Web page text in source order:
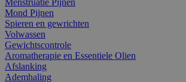
Mond Pijnen
Spieren en gewrichten
Volwassen
Gewichtscontrole
Aromatherapie en Essentiele Olien
Afslanking
Ademhaling